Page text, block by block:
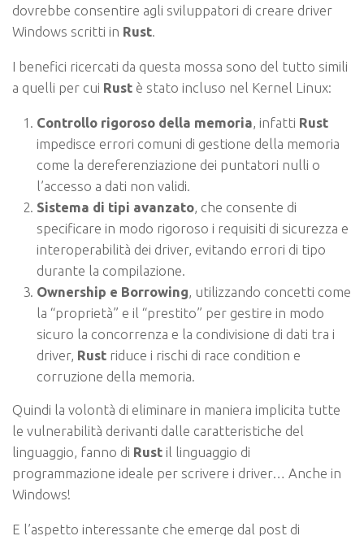
dovrebbe consentire agli sviluppatori di creare driver
Windows scritti in Rust.
I benefici ricercati da questa mossa sono del tutto simili
a quelli per cui Rust è stato incluso nel Kernel Linux:
Controllo rigoroso della memoria, infatti Rust
impedisce errori comuni di gestione della memoria
come la dereferenziazione dei puntatori nulli o
l’accesso a dati non validi.
Sistema di tipi avanzato, che consente di
specificare in modo rigoroso i requisiti di sicurezza e
interoperabilità dei driver, evitando errori di tipo
durante la compilazione.
Ownership e Borrowing, utilizzando concetti come
la “proprietà” e il “prestito” per gestire in modo
sicuro la concorrenza e la condivisione di dati tra i
driver, Rust riduce i rischi di race condition e
corruzione della memoria.
Quindi la volontà di eliminare in maniera implicita tutte
le vulnerabilità derivanti dalle caratteristiche del
linguaggio, fanno di Rust il linguaggio di
programmazione ideale per scrivere i driver… Anche in
Windows!
E l’aspetto interessante che emerge dal post di